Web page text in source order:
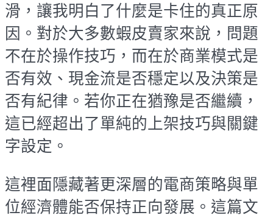
滑，讓我明白了什麼是卡住的真正原
因。對於大多數蝦皮賣家來說，問題
不在於操作技巧，而在於商業模式是
否有效、現金流是否穩定以及決策是
否有紀律。若你正在猶豫是否繼續，
這已經超出了單純的上架技巧與關鍵
字設定。
這裡面隱藏著更深層的電商策略與單
位經濟體能否保持正向發展。這篇文